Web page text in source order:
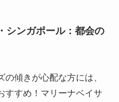
シンガポール：都会の
傾きが心配な方には、
すすめ！マリーナベイサ